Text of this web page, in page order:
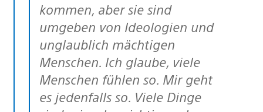
kommen, aber sie sind
umgeben von Ideologien und
unglaublich mächtigen
Menschen. Ich glaube, viele
Menschen fühlen so. Mir geht
es jedenfalls so. Viele Dinge